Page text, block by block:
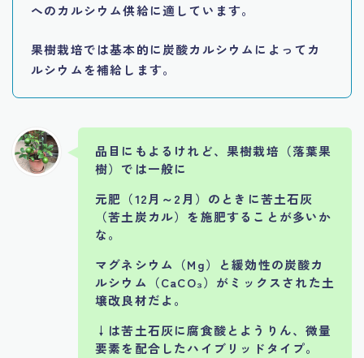
へのカルシウム供給に適しています。
果樹栽培では基本的に炭酸カルシウムによってカ
ルシウムを補給します。
品目にもよるけれど、果樹栽培（落葉果
樹）では一般に
元肥（12月～2月）のときに苦土石灰
（苦土炭カル）を施肥することが多いか
な。
マグネシウム（Mg）と緩効性の炭酸カ
ルシウム（CaCO₃）がミックスされた土
壌改良材だよ。
↓は苦土石灰に腐食酸とようりん、微量
要素を配合したハイブリッドタイプ。